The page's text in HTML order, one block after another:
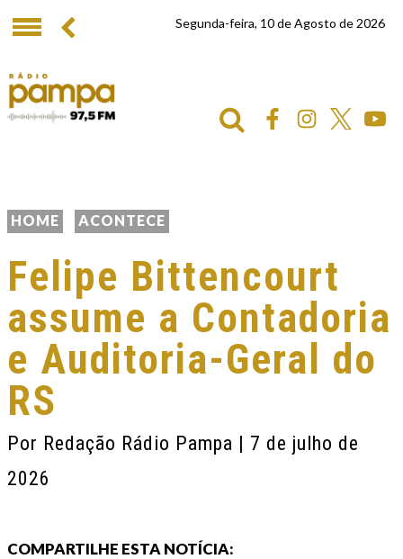
Segunda-feira, 10 de Agosto de 2026
HOME ACONTECE
Felipe Bittencourt
assume a Contadoria
e Auditoria-Geral do
RS
Por Redação Rádio Pampa | 7 de julho de
2026
COMPARTILHE ESTA NOTÍCIA: